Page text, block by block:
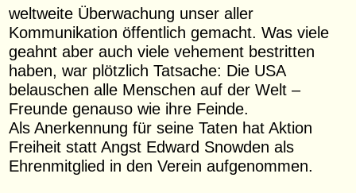
weltweite Überwachung unser aller
Kommunikation öffentlich gemacht. Was viele
geahnt aber auch viele vehement bestritten
haben, war plötzlich Tatsache: Die USA
belauschen alle Menschen auf der Welt –
Freunde genauso wie ihre Feinde.
Als Anerkennung für seine Taten hat Aktion
Freiheit statt Angst Edward Snowden als
Ehrenmitglied in den Verein aufgenommen.